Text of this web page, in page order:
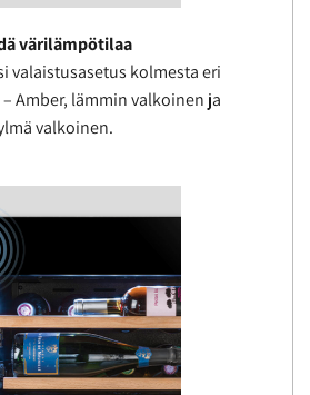
värilämpötilaa
valaistusasetus kolmesta eri
Amber, lämmin valkoinen ja
valkoinen.